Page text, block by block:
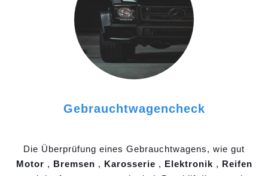
Gebrauchtwagencheck
Die Überprüfung eines Gebrauchtwagens, wie gut
Motor , Bremsen , Karosserie , Elektronik , Reifen